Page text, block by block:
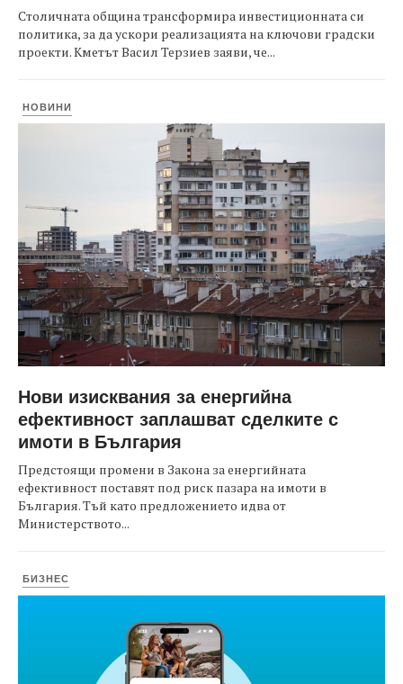
Столичната община трансформира инвестиционната си
политика, за да ускори реализацията на ключови градски
проекти. Кметът Васил Терзиев заяви, че...
НОВИНИ
Нови изисквания за енергийна
ефективност заплашват сделките с
имоти в България
Предстоящи промени в Закона за енергийната
ефективност поставят под риск пазара на имоти в
България. Тъй като предложението идва от
Министерството...
БИЗНЕС